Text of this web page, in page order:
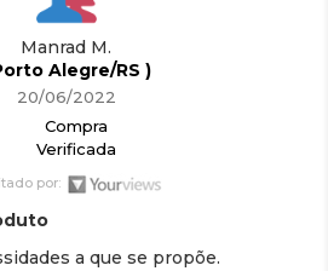
Manrad M.
Alegre/RS )
20/06/2022
Compra
Verificada
por:
a que se propõe.